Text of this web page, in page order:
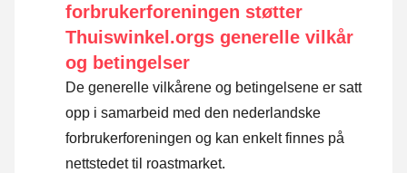
forbrukerforeningen støtter
Thuiswinkel.orgs generelle vilkår
og betingelser
De generelle vilkårene og betingelsene er satt
opp i samarbeid med den nederlandske
forbrukerforeningen og kan enkelt finnes på
nettstedet til roastmarket.